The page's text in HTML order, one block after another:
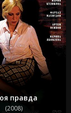
правда
(2008)